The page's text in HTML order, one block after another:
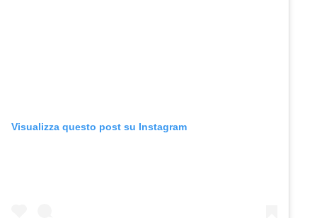
Visualizza questo post su Instagram